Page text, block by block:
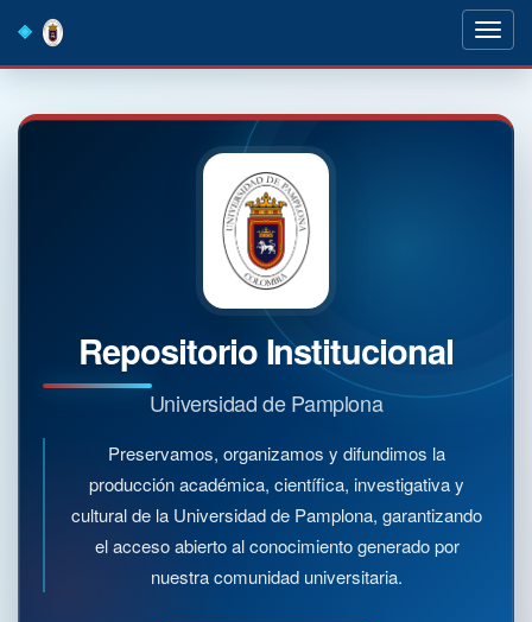
navigation
Repositorio Institucional
Universidad de Pamplona
Preservamos, organizamos y difundimos la
producción académica, científica, investigativa y
cultural de la Universidad de Pamplona, garantizando
el acceso abierto al conocimiento generado por
nuestra comunidad universitaria.